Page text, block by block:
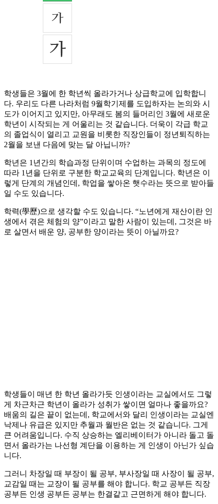
학생들은 3월에 한 학년씩 올라가거나 상급학교에 입학합니
다. 우리도 다른 나라처럼 9월학기제를 도입하자는 논의와 시
도가 이어지고 있지만, 아무래도 봄의 들머리인 3월에 새로운
학년이 시작되는 게 어울리는 것 같습니다. 더욱이 각급 학교
의 졸업식이 열리고 교원을 비롯한 직장인들이 정년퇴직하는
2월을 보낸 다음에 맞는 달 아닙니까?
학년은 1년간의 학습과정 단위이며 수업하는 과목의 정도에
따라 1년을 단위로 구분한 학교교육의 단계입니다. 학년은 이
렇게 단계의 개념인데, 학업을 쌓아온 햇수라는 뜻으로 받아들
일 수도 있습니다.
학력(學歷)으로 생각할 수도 있습니다. “노년에게 재산이란 인
생에서 겪은 체험의 양”이라고 말한 사람이 있는데, 그것은 바
로 살면서 배운 양, 공부한 양이라는 뜻이 아닐까요?
학생들이 매년 한 학년 올라가듯 인생이라는 교실에서도 그렇
게 차근차근 학년이 올라가 성취가 쌓이면 얼마나 좋을까요?
배움의 길은 끝이 없는데, 학교에서와 달리 인생이라는 교실엔
낙제나 유급은 있지만 추월과 월반은 없는 것 같습니다. 그게
큰 어려움입니다. 수직 상승하는 엘리베이터가 아니라 돌고 돌
면서 올라가는 나선형 계단을 이용하는 게 인생이 아닌가 싶습
니다.
그러니 차장일 때 부장이 될 공부, 부사장일 때 사장이 될 공부,
교감일 때는 교장이 될 공부를 해야 합니다. 학교 공부든 직장
공부든 인생 공부든 공부는 한결같고 근면하게 해야 합니다.